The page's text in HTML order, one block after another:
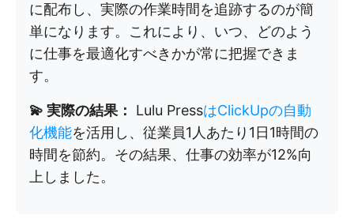
に配布し、実際の作業時間を追跡するのが簡
単になります。これにより、いつ、どのよう
に仕事を最適化すべきかが常に把握できま
す。
💫 実際の結果： Lulu PressはClickUpの自動
化機能を活用し、従業員1人あたり1日1時間の
時間を節約。その結果、仕事の効率が12%向
上しました。